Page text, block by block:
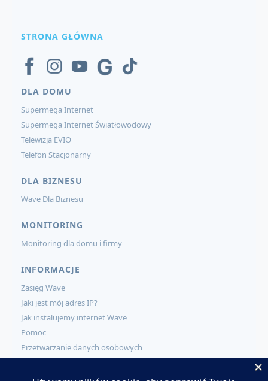
STRONA GŁÓWNA
DLA DOMU
Supermega Internet
Supermega Internet Światłowodowy
Telewizja EVIO
Telefon Stacjonarny
DLA BIZNESU
Wave Dla Biznesu
MONITORING
Monitoring dla domu i firmy
INFORMACJE
Zasięg Wave
Jaki jest mój adres IP?
Jak instalujemy internet Wave
Pomoc
Przetwarzanie danych osobowych